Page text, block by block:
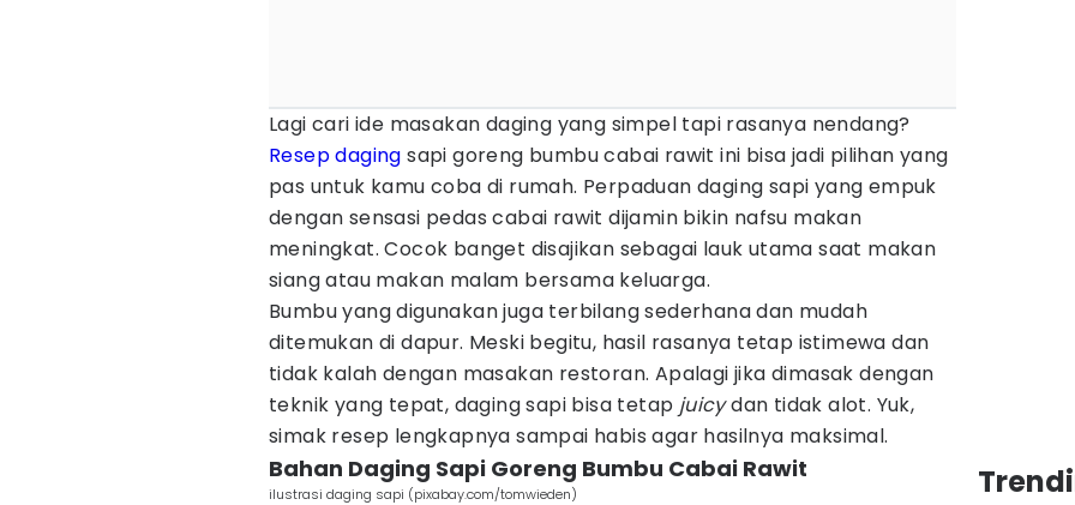
Lagi cari ide masakan daging yang simpel tapi rasanya nendang?
Resep daging sapi goreng bumbu cabai rawit ini bisa jadi pilihan yang
pas untuk kamu coba di rumah. Perpaduan daging sapi yang empuk
dengan sensasi pedas cabai rawit dijamin bikin nafsu makan
meningkat. Cocok banget disajikan sebagai lauk utama saat makan
siang atau makan malam bersama keluarga.
Bumbu yang digunakan juga terbilang sederhana dan mudah
ditemukan di dapur. Meski begitu, hasil rasanya tetap istimewa dan
tidak kalah dengan masakan restoran. Apalagi jika dimasak dengan
teknik yang tepat, daging sapi bisa tetap juicydan tidak alot. Yuk,
simak resep lengkapnya sampai habis agar hasilnya maksimal.
Bahan Daging Sapi Goreng Bumbu Cabai Rawit
ilustrasi daging sapi (pixabay.com/tomwieden)